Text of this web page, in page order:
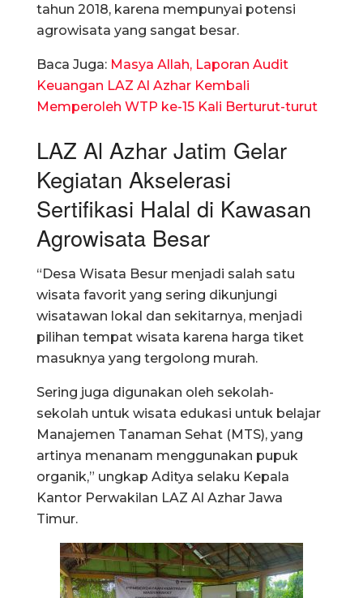
tahun 2018, karena mempunyai potensi
agrowisata yang sangat besar.
Baca Juga: Masya Allah, Laporan Audit
Keuangan LAZ Al Azhar Kembali
Memperoleh WTP ke-15 Kali Berturut-turut
LAZ Al Azhar Jatim Gelar
Kegiatan Akselerasi
Sertifikasi Halal di Kawasan
Agrowisata Besar
“Desa Wisata Besur menjadi salah satu
wisata favorit yang sering dikunjungi
wisatawan lokal dan sekitarnya, menjadi
pilihan tempat wisata karena harga tiket
masuknya yang tergolong murah.
Sering juga digunakan oleh sekolah-
sekolah untuk wisata edukasi untuk belajar
Manajemen Tanaman Sehat (MTS), yang
artinya menanam menggunakan pupuk
organik,” ungkap Aditya selaku Kepala
Kantor Perwakilan LAZ Al Azhar Jawa
Timur.